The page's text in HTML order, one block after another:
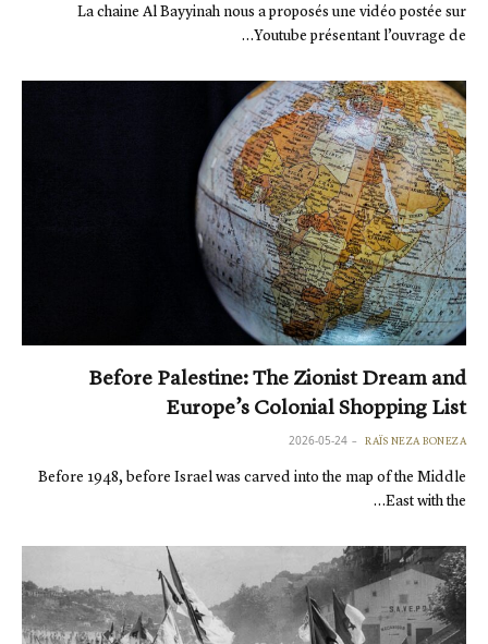
La chaine Al Bayyinah nous a proposés une vidéo postée sur
Youtube présentant l’ouvrage de…
Before Palestine: The Zionist Dream and
Europe’s Colonial Shopping List
RAÏS NEZA BONEZA
2026-05-24
Before 1948, before Israel was carved into the map of the Middle
East with the…